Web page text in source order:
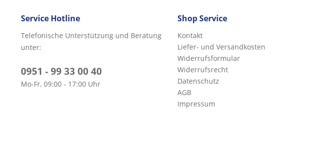
Service Hotline
Telefonische Unterstützung und Beratung
unter:
0951 - 99 33 00 40
Mo-Fr, 09:00 - 17:00 Uhr
Shop Service
Kontakt
Liefer- und Versandkosten
Widerrufsformular
Widerrufsrecht
Datenschutz
AGB
Impressum